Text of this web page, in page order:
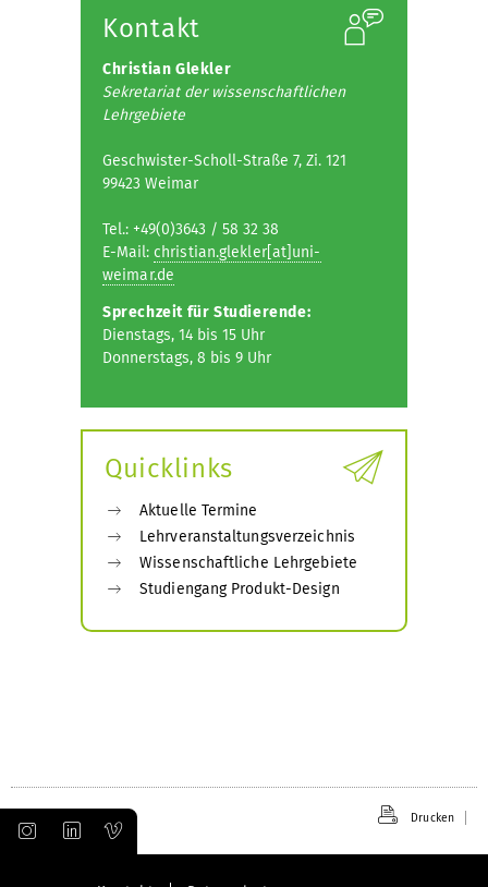
Kontakt
Christian Glekler
Sekretariat der wissenschaftlichen
Lehrgebiete
Geschwister-Scholl-Straße 7, Zi. 121
99423 Weimar
Tel.: +49(0)3643 / 58 32 38
E-Mail: christian.glekler[at]uni-
weimar.de
Sprechzeit für Studierende:
Dienstags, 14 bis 15 Uhr
Donnerstags, 8 bis 9 Uhr
Quicklinks
Aktuelle Termine
Lehrveranstaltungsverzeichnis
Wissenschaftliche Lehrgebiete
Studiengang Produkt-Design
Drucken